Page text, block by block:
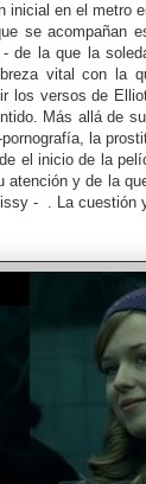
inicial en el metro
se acompañan
de la que la
vital con la
los versos de
Más allá de
la
el inicio de la
y de la
- . La cuestión